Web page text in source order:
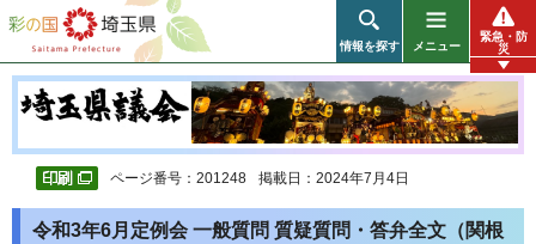
彩の国 埼玉県
情報を探す メニュー
緊急・防
災
ページ番号：201248 掲載日：2024年7月4日
令和3年6月定例会 一般質問 質疑質問・答弁全文（関根